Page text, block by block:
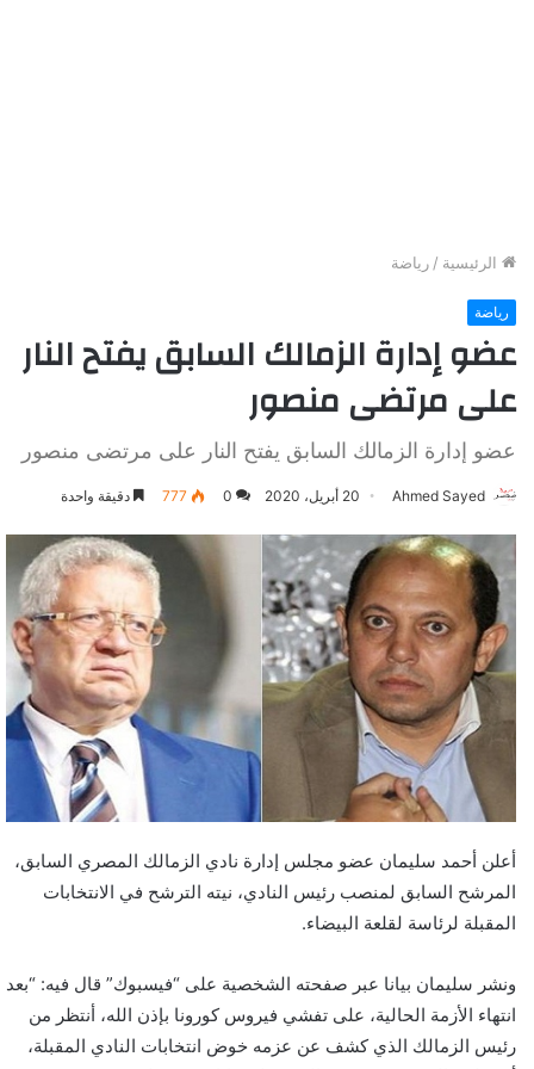
الرئيسية / رياضة
رياضة
عضو إدارة الزمالك السابق يفتح النار
على مرتضى منصور
عضو إدارة الزمالك السابق يفتح النار على مرتضى منصور
Ahmed Sayed 20 أبريل، 2020 0
777 دقيقة واحدة
أعلن أحمد سليمان عضو مجلس إدارة نادي الزمالك المصري السابق،
المرشح السابق لمنصب رئيس النادي، نيته الترشح في الانتخابات
المقبلة لرئاسة لقلعة البيضاء.
ونشر سليمان بيانا عبر صفحته الشخصية على “فيسبوك” قال فيه: “بعد
انتهاء الأزمة الحالية، على تفشي فيروس كورونا بإذن الله، أنتظر من
رئيس الزمالك الذي كشف عن عزمه خوض انتخابات النادي المقبلة،